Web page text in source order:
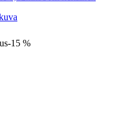
-15 %